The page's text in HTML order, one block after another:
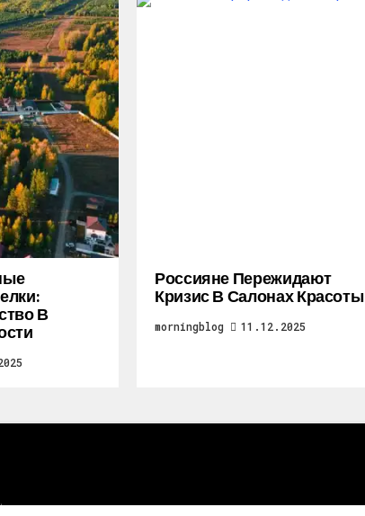
В
Россияне Пережидают
Кризис В Салонах Красоты
morningblog 11.12.2025